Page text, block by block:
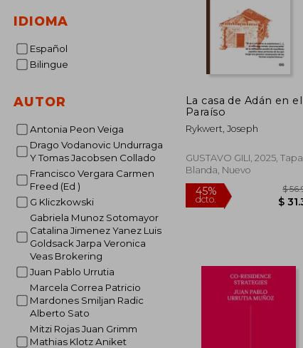
IDIOMA
Español
Bilingue
AUTOR
Antonia Peon Veiga
Drago Vodanovic Undurraga
Y Tomas Jacobsen Collado
Francisco Vergara Carmen
Freed (Ed )
G Kliczkowski
Gabriela Munoz Sotomayor
Catalina Jimenez Yanez Luis
Goldsack Jarpa Veronica
Veas Brokering
Juan Pablo Urrutia
Marcela Correa Patricio
Mardones Smiljan Radic
Alberto Sato
Mitzi Rojas Juan Grimm
Mathias Klotz Aniket
La casa de Adán en el
Paraíso
Rykwert, Joseph
GUSTAVO GILI, 2025, Tapa
Blanda, Nuevo
dcto.